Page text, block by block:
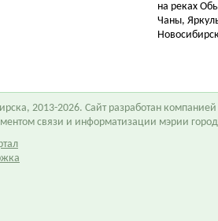
на реках
Чаны,
2013-2026. Сайт разработан компанией
связи и информатизации мэрии